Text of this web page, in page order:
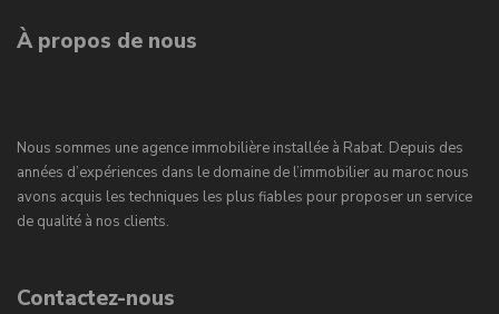
À propos de nous
Nous sommes une agence immobilière installée à Rabat. Depuis des
années d’expériences dans le domaine de l’immobilier au maroc nous
avons acquis les techniques les plus fiables pour proposer un service
de qualité à nos clients.
Contactez-nous